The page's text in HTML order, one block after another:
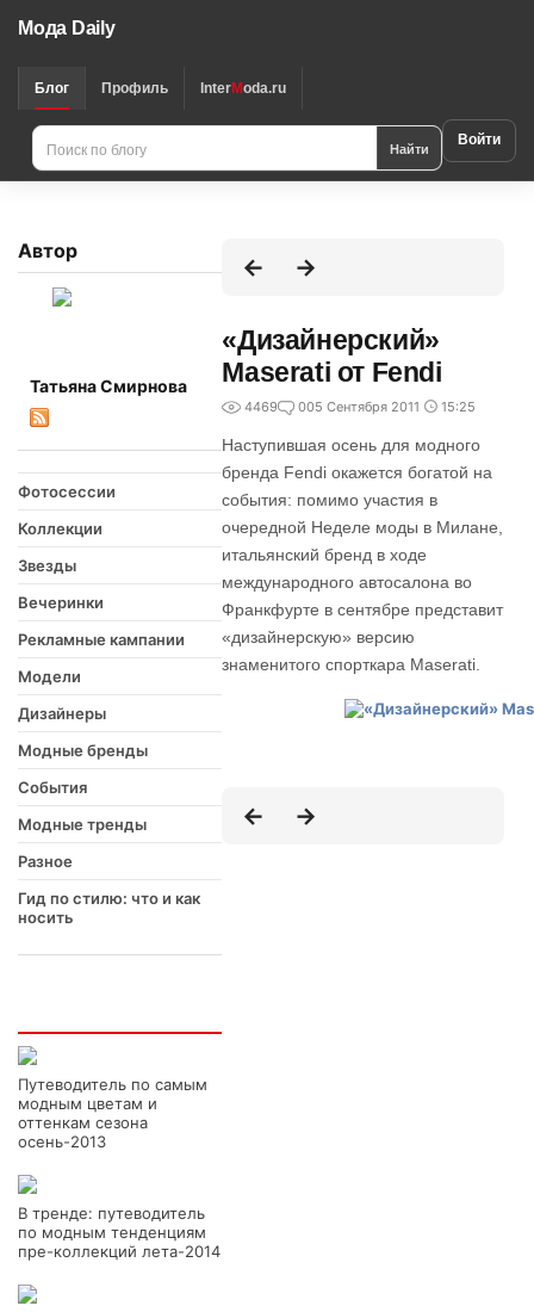
Мода Daily
Блог Профиль InterModa.ru
Найти Войти
Автор
Татьяна Смирнова
Фотосессии
Коллекции
Звезды
Вечеринки
Рекламные кампании
Модели
Дизайнеры
Модные бренды
События
Модные тренды
Разное
Гид по стилю: что и как
носить
Путеводитель по самым
модным цветам и
оттенкам сезона
осень-2013
В тренде: путеводитель
по модным тенденциям
пре-коллекций лета-2014
«Дизайнерский»
Maserati от Fendi
4469 005 Сентября 2011 15:25
Наступившая осень для модного
бренда Fendi окажется богатой на
события: помимо участия в
очередной Неделе моды в Милане,
итальянский бренд в ходе
международного автосалона во
Франкфурте в сентябре представит
«дизайнерскую» версию
знаменитого спорткара Maserati.